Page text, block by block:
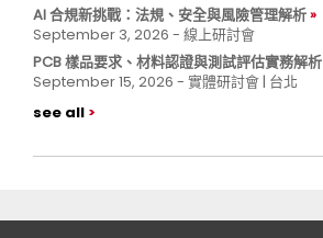
AI 合規新挑戰：法規、安全與風險管理解析
September 3, 2026 - 線上研討會
PCB 樣品要求、材料認證與測試評估實務解析
September 15, 2026 - 實體研討會 | 台北
see all